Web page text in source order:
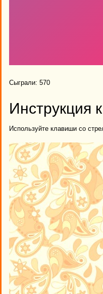
Сыграли: 570
Инструкция
Используйте клавиши со